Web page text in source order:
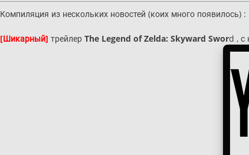
Компиляция из нескольких новостей (коих много появилось) :
[Шикарный] трейлер The Legend of Zelda: Skyward Sword , с